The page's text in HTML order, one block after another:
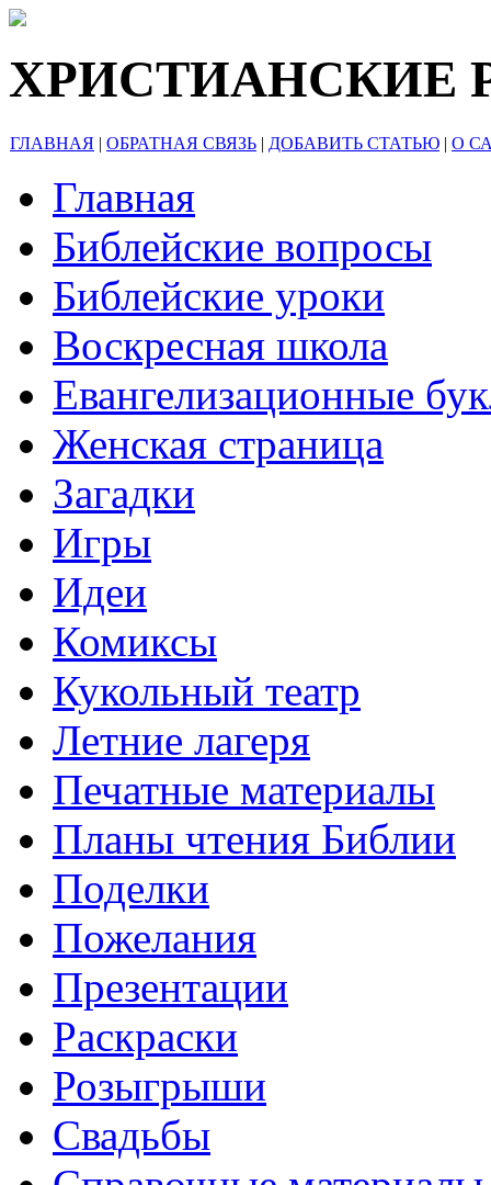
ХРИСТИАНСКИЕ
ГЛАВНАЯ | ОБРАТНАЯ СВЯЗЬ | ДОБАВИТЬ СТАТЬЮ | О
Главная
Библейские вопросы
Библейские уроки
Воскресная школа
Евангелизационные
Женская страница
Загадки
Игры
Идеи
Комиксы
Кукольный театр
Летние лагеря
Печатные материалы
Планы чтения Библии
Поделки
Пожелания
Презентации
Раскраски
Розыгрыши
Свадьбы